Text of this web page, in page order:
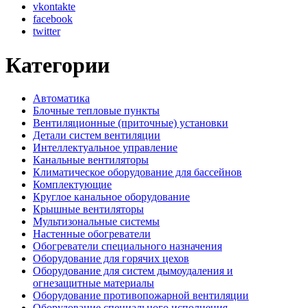
vkontakte
facebook
twitter
Категории
Автоматика
Блочные тепловые пункты
Вентиляционные (приточные) установки
Детали систем вентиляции
Интеллектуальное управление
Канальные вентиляторы
Климатическое оборудование для бассейнов
Комплектующие
Круглое канальное оборудование
Крышные вентиляторы
Мультизональные системы
Настенные обогреватели
Обогреватели специального назначения
Оборудование для горячих цехов
Оборудование для систем дымоудаления и
огнезащитные материалы
Оборудование противопожарной вентиляции